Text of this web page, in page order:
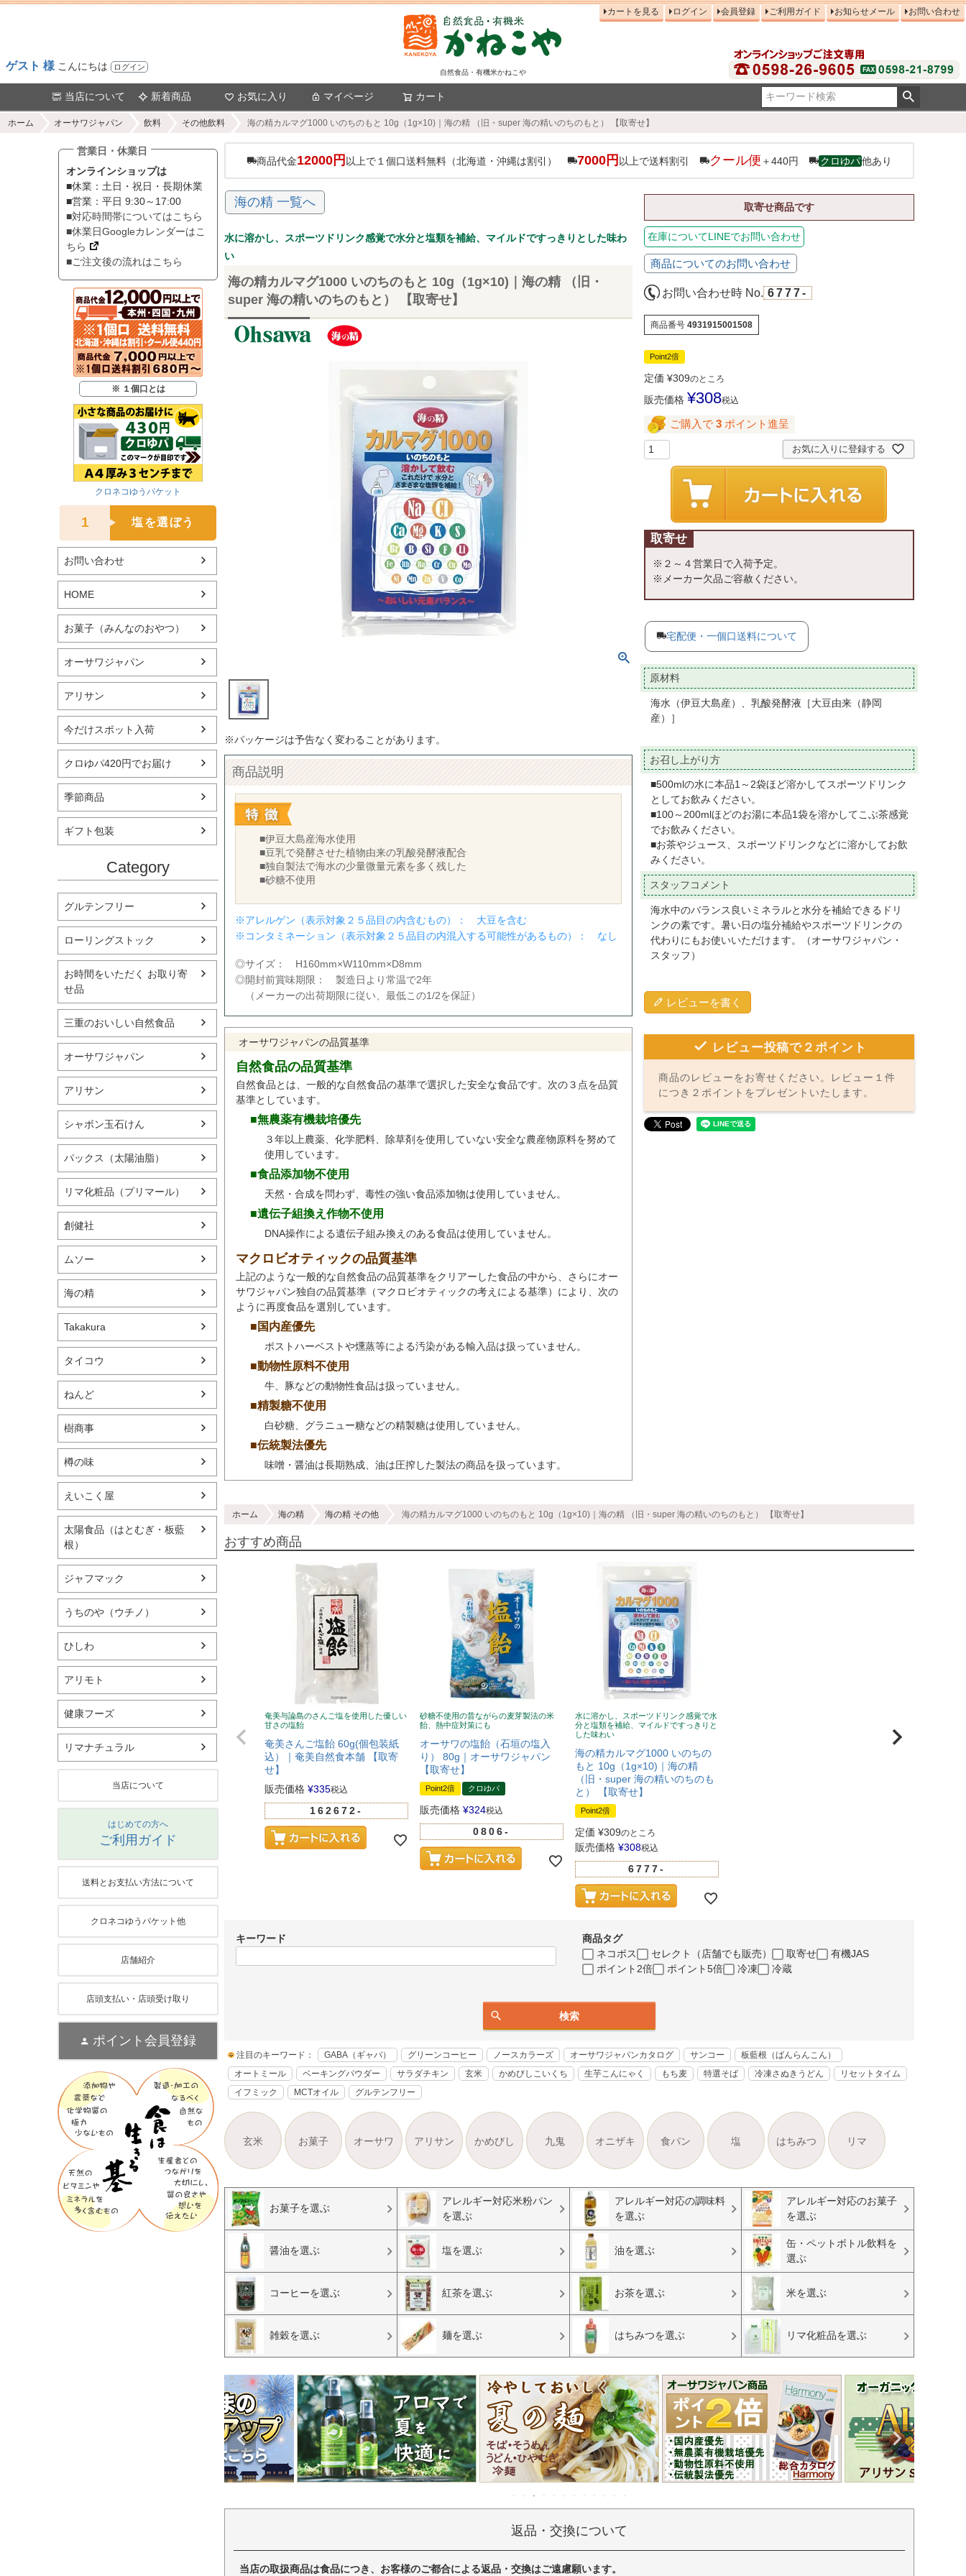
ゲスト 様 こんにちは ログイン
自然食品・有機米かねこや
カートを見る ログイン 会員登録 ご利用ガイド お知らせメール お問い合わせ
当店について 新着商品 お気に入り マイページ カート
ホーム オーサワジャパン 飲料 その他飲料 海の精カルマグ1000 いのちのもと 10g（1g×10)｜海の精 （旧・super 海の精いのちのもと） 【取寄せ】
営業日・休業日
オンラインショップは
■休業：土日・祝日・長期休業
■営業：平日 9:30～17:00
■対応時間帯についてはこちら
■休業日Googleカレンダーはこ
ちら
■ご注文後の流れはこちら
※ １個口とは
クロネコゆうパケット
1 塩を選ぼう
お問い合わせ
HOME
お菓子（みんなのおやつ）
オーサワジャパン
アリサン
今だけスポット入荷
クロゆパ420円でお届け
季節商品
ギフト包装
Category
グルテンフリー
ローリングストック
お時間をいただく お取り寄
せ品
三重のおいしい自然食品
オーサワジャパン
アリサン
シャボン玉石けん
パックス（太陽油脂）
リマ化粧品（プリマール）
創健社
ムソー
海の精
Takakura
タイコウ
ねんど
樹商事
樽の味
えいこく屋
太陽食品（はとむぎ・板藍
根）
ジャフマック
うちのや（ウチノ）
ひしわ
アリモト
健康フーズ
リマナチュラル
当店について
はじめての方へ
ご利用ガイド
送料とお支払い方法について
クロネコゆうパケット他
店舗紹介
店頭支払い・店頭受け取り
ポイント会員登録
商品代金12000円 以上で１個口送料無料（北海道・沖縄は割引） 7000円 以上で送料割引 クール便 ＋440円 クロゆパ他あり
海の精 一覧へ
水に溶かし、スポーツドリンク感覚で水分と塩類を補給、マイルドですっきりとした味わ
い
海の精カルマグ1000 いのちのもと 10g（1g×10)｜海の精 （旧・
super 海の精いのちのもと） 【取寄せ】
※パッケージは予告なく変わることがあります。
商品説明
■伊豆大島産海水使用
■豆乳で発酵させた植物由来の乳酸発酵液配合
■独自製法で海水の少量微量元素を多く残した
■砂糖不使用
※アレルゲン（表示対象２５品目の内含むもの）： 大豆を含む
※コンタミネーション（表示対象２５品目の内混入する可能性があるもの）： なし
◎サイズ： H160mm×W110mm×D8mm
◎開封前賞味期限： 製造日より常温で2年
（メーカーの出荷期限に従い、最低この1/2を保証）
オーサワジャパンの品質基準
自然食品の品質基準
自然食品とは、一般的な自然食品の基準で選択した安全な食品です。次の３点を品質
基準としています。
■無農薬有機栽培優先
３年以上農薬、化学肥料、除草剤を使用していない安全な農産物原料を努めて
使用しています。
■食品添加物不使用
天然・合成を問わず、毒性の強い食品添加物は使用していません。
■遺伝子組換え作物不使用
DNA操作による遺伝子組み換えのある食品は使用していません。
マクロビオティックの品質基準
上記のような一般的な自然食品の品質基準をクリアーした食品の中から、さらにオー
サワジャパン独自の品質基準（マクロビオティックの考えによる基準）により、次の
ように再度食品を選別しています。
■国内産優先
ポストハーベストや燻蒸等による汚染がある輸入品は扱っていません。
■動物性原料不使用
牛、豚などの動物性食品は扱っていません。
■精製糖不使用
白砂糖、グラニュー糖などの精製糖は使用していません。
■伝統製法優先
味噌・醤油は長期熟成、油は圧搾した製法の商品を扱っています。
取寄せ商品です
在庫についてLINEでお問い合わせ
商品についてのお問い合わせ
お問い合わせ時 No. 6777-
商品番号 4931915001508
Point2倍
定価 ¥309のところ
販売価格 ¥308税込
ご購入で 3 ポイント進呈
お気に入りに登録する
取寄せ
※２～４営業日で入荷予定。
※メーカー欠品ご容赦ください。
宅配便・一個口送料について
原材料
海水（伊豆大島産）、乳酸発酵液［大豆由来（静岡
産）］
お召し上がり方
■500mlの水に本品1～2袋ほど溶かしてスポーツドリンク
としてお飲みください。
■100～200mlほどのお湯に本品1袋を溶かしてこぶ茶感覚
でお飲みください。
■お茶やジュース、スポーツドリンクなどに溶かしてお飲
みください。
スタッフコメント
海水中のバランス良いミネラルと水分を補給できるドリ
ンクの素です。暑い日の塩分補給やスポーツドリンクの
代わりにもお使いいただけます。（オーサワジャパン・
スタッフ）
レビューを書く
レビュー投稿で２ポイント
商品のレビューをお寄せください。レビュー１件
につき２ポイントをプレゼントいたします。
ホーム 海の精 海の精 その他 海の精カルマグ1000 いのちのもと 10g（1g×10)｜海の精 （旧・super 海の精いのちのもと） 【取寄せ】
おすすめ商品
奄美与論島のさんご塩を使用した優しい
甘さの塩飴
奄美さんご塩飴 60g(個包装紙
込）｜奄美自然食本舗 【取寄
せ】
販売価格 ¥335税込
162672-
砂糖不使用の昔ながらの麦芽製法の米
飴、熱中症対策にも
オーサワの塩飴（石垣の塩入
り） 80g｜オーサワジャパン
【取寄せ】
Point2倍 クロゆパ
販売価格 ¥324税込
0806-
水に溶かし、スポーツドリンク感覚で水
分と塩類を補給、マイルドですっきりと
した味わい
海の精カルマグ1000 いのちの
もと 10g（1g×10)｜海の精
（旧・super 海の精いのちのも
と） 【取寄せ】
Point2倍
定価 ¥309のところ
販売価格 ¥308税込
6777-
キーワード
商品タグ
ネコポス
セレクト（店舗でも販売） 取寄せ
有機JAS
ポイント2倍
ポイント5倍 冷凍 冷蔵
検索
注目のキーワード： GABA（ギャバ） グリーンコーヒー ノースカラーズ オーサワジャパンカタログ サンコー
板藍根（ばんらんこん）
オートミール
ベーキングパウダー サラダチキン 玄米 かめびしこいくち 生芋こんにゃく もち麦 特選そば 冷凍さぬきうどん
リセットタイム
イフミック
MCTオイル グルテンフリー
玄米 お菓子 オーサワ アリサン かめびし 九鬼 オニザキ 食パン 塩 はちみつ リマ
お菓子を選ぶ
アレルギー対応米粉パン
を選ぶ
アレルギー対応の調味料
を選ぶ
アレルギー対応のお菓子
を選ぶ
醤油を選ぶ 塩を選ぶ 油を選ぶ
缶・ペットボトル飲料を
選ぶ
コーヒーを選ぶ 紅茶を選ぶ お茶を選ぶ 米を選ぶ
雑穀を選ぶ 麺を選ぶ はちみつを選ぶ リマ化粧品を選ぶ
返品・交換について
当店の取扱商品は食品につき、お客様のご都合による返品・交換はご遠慮願います。